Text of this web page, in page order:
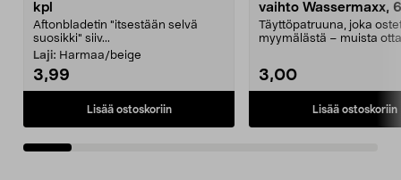
kpl
Aftonbladetin "itsestään selvä
suosikki" siiv...
Laji: Harmaa/beige
3,99
Lisää ostoskoriin
vaihto Wassermaxx,
Täyttöpatruuna, joka
myymälästä – muista
3,00
Lisää ostoskoriin